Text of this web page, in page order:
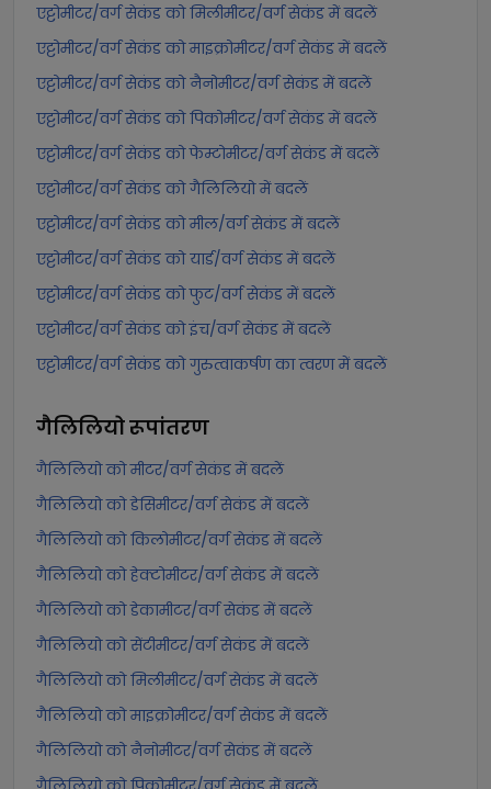
एट्टोमीटर/वर्ग सेकंड को मिलीमीटर/वर्ग सेकंड में बदलें
एट्टोमीटर/वर्ग सेकंड को माइक्रोमीटर/वर्ग सेकंड में बदलें
एट्टोमीटर/वर्ग सेकंड को नैनोमीटर/वर्ग सेकंड में बदलें
एट्टोमीटर/वर्ग सेकंड को पिकोमीटर/वर्ग सेकंड में बदलें
एट्टोमीटर/वर्ग सेकंड को फेम्टोमीटर/वर्ग सेकंड में बदलें
एट्टोमीटर/वर्ग सेकंड को गैलिलियो में बदलें
एट्टोमीटर/वर्ग सेकंड को मील/वर्ग सेकंड में बदलें
एट्टोमीटर/वर्ग सेकंड को यार्ड/वर्ग सेकंड में बदलें
एट्टोमीटर/वर्ग सेकंड को फुट/वर्ग सेकंड में बदलें
एट्टोमीटर/वर्ग सेकंड को इंच/वर्ग सेकंड में बदलें
एट्टोमीटर/वर्ग सेकंड को गुरुत्वाकर्षण का त्वरण में बदलें
गैलिलियोरूपांतरण
गैलिलियो को मीटर/वर्ग सेकंड में बदलें
गैलिलियो को डेसिमीटर/वर्ग सेकंड में बदलें
गैलिलियो को किलोमीटर/वर्ग सेकंड में बदलें
गैलिलियो को हेक्टोमीटर/वर्ग सेकंड में बदलें
गैलिलियो को डेकामीटर/वर्ग सेकंड में बदलें
गैलिलियो को सेंटीमीटर/वर्ग सेकंड में बदलें
गैलिलियो को मिलीमीटर/वर्ग सेकंड में बदलें
गैलिलियो को माइक्रोमीटर/वर्ग सेकंड में बदलें
गैलिलियो को नैनोमीटर/वर्ग सेकंड में बदलें